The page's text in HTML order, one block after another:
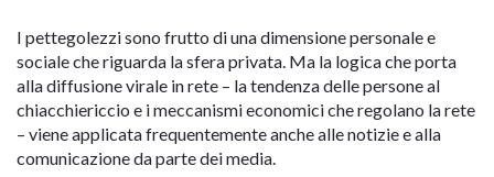
I pettegolezzi sono frutto di una dimensione personale e
sociale che riguarda la sfera privata. Ma la logica che porta
alla diffusione virale in rete – la tendenza delle persone al
chiacchiericcio e i meccanismi economici che regolano la rete
– viene applicata frequentemente anche alle notizie e alla
comunicazione da parte dei media.